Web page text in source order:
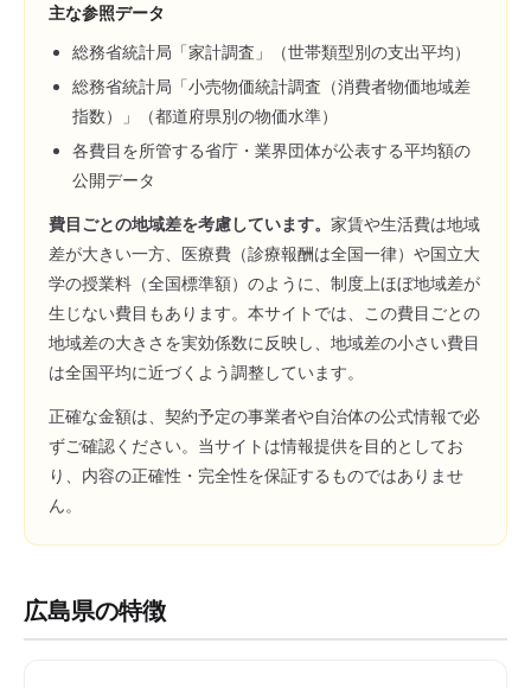
主な参照データ
総務省統計局「家計調査」（世帯類型別の支出平均）
総務省統計局「小売物価統計調査（消費者物価地域差
指数）」（都道府県別の物価水準）
各費目を所管する省庁・業界団体が公表する平均額の
公開データ
費目ごとの地域差を考慮しています。 家賃や生活費は地域
差が大きい一方、医療費（診療報酬は全国一律）や国立大
学の授業料（全国標準額）のように、制度上ほぼ地域差が
生じない費目もあります。本サイトでは、この費目ごとの
地域差の大きさを実効係数に反映し、地域差の小さい費目
は全国平均に近づくよう調整しています。
正確な金額は、契約予定の事業者や自治体の公式情報で必
ずご確認ください。当サイトは情報提供を目的としてお
り、内容の正確性・完全性を保証するものではありませ
ん。
広島県の特徴